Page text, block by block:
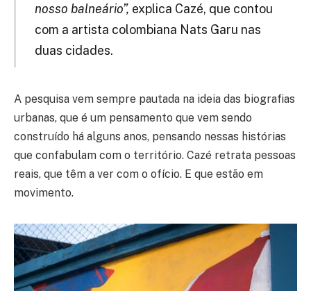
nosso balneário”, explica Cazé, que contou
com a artista colombiana Nats Garu nas
duas cidades.
A pesquisa vem sempre pautada na ideia das biografias
urbanas, que é um pensamento que vem sendo
construído há alguns anos, pensando nessas histórias
que confabulam com o território. Cazé retrata pessoas
reais, que têm a ver com o ofício. E que estão em
movimento.